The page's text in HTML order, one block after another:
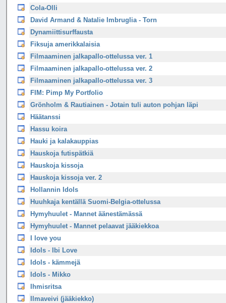
Cola-Olli
David Armand & Natalie Imbruglia - Torn
Dynamiittisurffausta
Fiksuja amerikkalaisia
Filmaaminen jalkapallo-ottelussa ver. 1
Filmaaminen jalkapallo-ottelussa ver. 2
Filmaaminen jalkapallo-ottelussa ver. 3
FIM: Pimp My Portfolio
Grönholm & Rautiainen - Jotain tuli auton pohjan läpi
Häätanssi
Hassu koira
Hauki ja kalakauppias
Hauskoja futispätkiä
Hauskoja kissoja
Hauskoja kissoja ver. 2
Hollannin Idols
Huuhkaja kentällä Suomi-Belgia-ottelussa
Hymyhuulet - Mannet äänestämässä
Hymyhuulet - Mannet pelaavat jääkiekkoa
I love you
Idols - Ibi Love
Idols - kämmejä
Idols - Mikko
Ihmisritsa
Ilmaveivi (jääkiekko)